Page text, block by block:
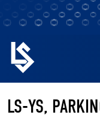
EQUIPES
LS-YS,